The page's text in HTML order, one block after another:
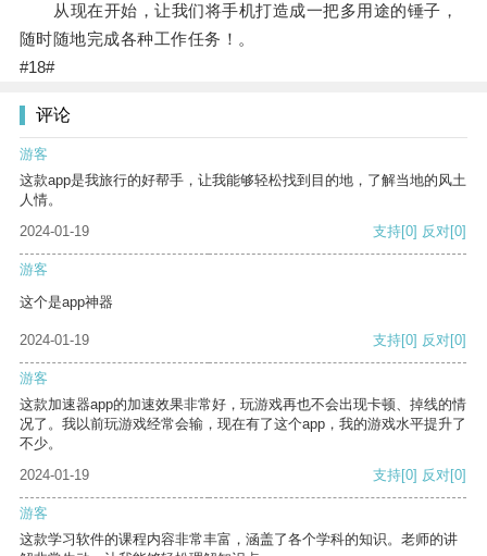
从现在开始，让我们将手机打造成一把多用途的锤子，
随时随地完成各种工作任务！。
#18#
评论
游客
这款app是我旅行的好帮手，让我能够轻松找到目的地，了解当地的风土
人情。
2024-01-19
支持[0] 反对[0]
游客
这个是app神器
2024-01-19 支持[0] 反对[0]
游客
这款加速器app的加速效果非常好，玩游戏再也不会出现卡顿、掉线的情
况了。我以前玩游戏经常会输，现在有了这个app，我的游戏水平提升了
不少。
2024-01-19
支持[0] 反对[0]
游客
这款学习软件的课程内容非常丰富，涵盖了各个学科的知识。老师的讲